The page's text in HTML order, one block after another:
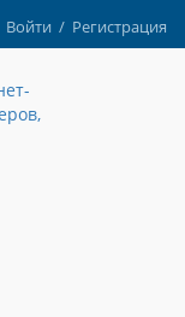
Войти / Регистрация